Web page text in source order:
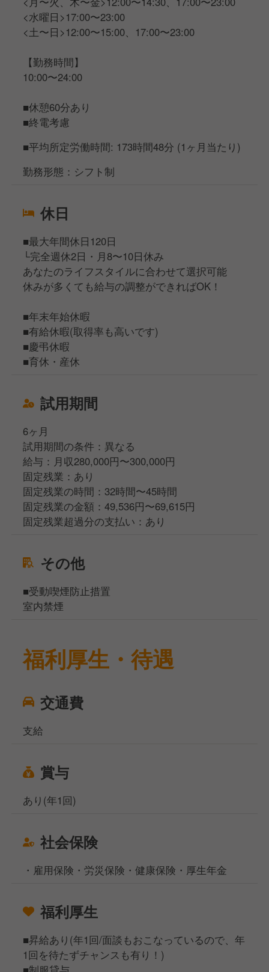
<水曜日>17:00〜23:00
<土〜日>12:00〜15:00、17:00〜23:00
【勤務時間】
10:00〜24:00
■休憩60分あり
■終電考慮
■平均所定労働時間: 173時間48分 (1ヶ月当たり)
勤務形態：シフト制
休日
■最大年間休日120日
└完全週休2日・月8〜10日休み
あなたのライフスタイルに合わせて選択可能
休みが多くても給与の調整ができればOK！
■年末年始休暇
■有給休暇(取得率も高いです)
■慶弔休暇
■育休・産休
試用期間
6ヶ月
試用期間の条件：異なる
給与：月収280,000円〜300,000円
固定残業：あり
固定残業の時間：32時間〜45時間
固定残業の金額：49,536円〜69,615円
固定残業超過分の支払い：あり
その他
■受動喫煙防止措置
室内禁煙
福利厚生・待遇
交通費
支給
賞与
あり(年1回)
社会保険
・雇用保険・労災保険・健康保険・厚生年金
福利厚生
■昇給あり(年1回/面談もおこなっているので、年
1回を待たずチャンスも有り！)